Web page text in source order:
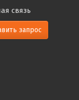
связь
запрос